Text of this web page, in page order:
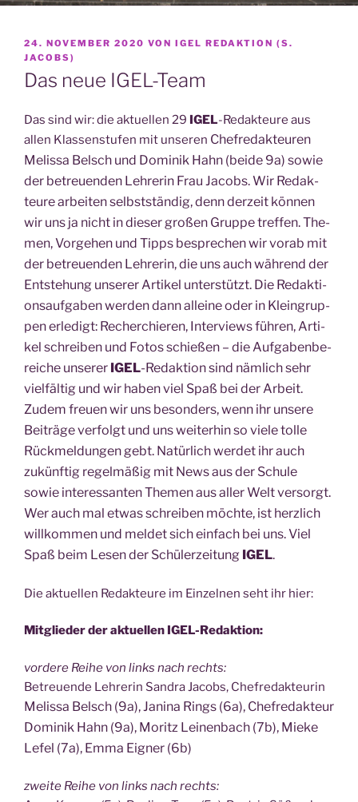
VERÖFFENTLICHT
AM
24. NOVEMBER 2020 VON IGEL REDAKTION (S.
JACOBS)
Das neue IGEL-Team
Das sind wir: die aktu­el­len 29 IGEL-Redak­teu­re aus
allen Klas­sen­stu­fen mit unse­ren Chef­re­dak­teu­ren
Melis­sa Belsch und Domi­nik Hahn (bei­de 9a) sowie
der betreu­en­den Leh­re­rin Frau Jacobs. Wir Redak­
teu­re arbei­ten selbst­stän­dig, denn der­zeit kön­nen
wir uns ja nicht in die­ser gro­ßen Grup­pe tref­fen. The­
men, Vor­ge­hen und Tipps bespre­chen wir vor­ab mit
der betreu­en­den Leh­re­rin, die uns auch wäh­rend der
Ent­ste­hung unse­rer Arti­kel unter­stützt. Die Redak­ti­
ons­auf­ga­ben wer­den dann allei­ne oder in Klein­grup­
pen erle­digt: Recher­chie­ren, Inter­views füh­ren, Arti­
kel schrei­ben und Fotos schie­ßen – die Auf­ga­ben­be­
rei­che unse­rer IGEL-Redak­ti­on sind näm­lich sehr
viel­fäl­tig und wir haben viel Spaß bei der Arbeit.
Zudem freu­en wir uns beson­ders, wenn ihr unse­re
Bei­trä­ge ver­folgt und uns wei­ter­hin so vie­le tol­le
Rück­mel­dun­gen gebt. Natür­lich wer­det ihr auch
zukünf­tig regel­mä­ßig mit News aus der Schu­le
sowie inter­es­san­ten The­men aus aller Welt ver­sorgt.
Wer auch mal etwas schrei­ben möch­te, ist herz­lich
will­kom­men und mel­det sich ein­fach bei uns. Viel
Spaß beim Lesen der Schü­ler­zei­tung IGEL.
Die aktu­el­len Redak­teu­re im Ein­zel­nen seht ihr hier:
Mit­glie­der der aktu­el­len IGEL-Redaktion:
vor­de­re Rei­he von links nach rechts:
Betreu­en­de Leh­re­rin San­dra Jacobs, Chef­re­dak­teu­rin
Melis­sa Belsch (9a), Jani­na Rings (6a), Chef­re­dak­teur
Domi­nik Hahn (9a), Moritz Lei­nen­bach (7b), Mie­ke
Lefel (7a), Emma Eig­ner (6b)
zwei­te Rei­he von links nach rechts: